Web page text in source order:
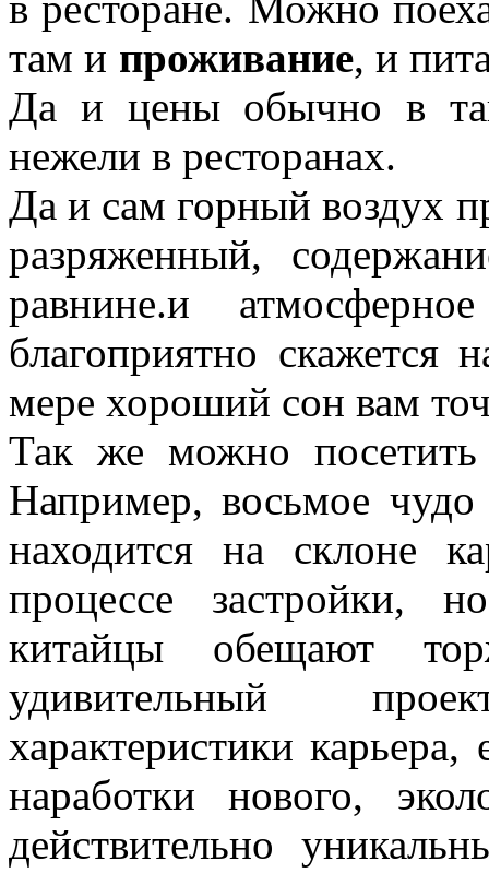
там и проживание, и
Да и цены обычно в
нежели в ресторанах.
Да и сам горный воздух
разряженный,
равнине.и
благоприятно скажется
мере хороший сон вам
Так же можно
Например, восьмое
находится на склоне
процессе застройки,
китайцы обещают
удивительный
характеристики
наработки нового,
действительно